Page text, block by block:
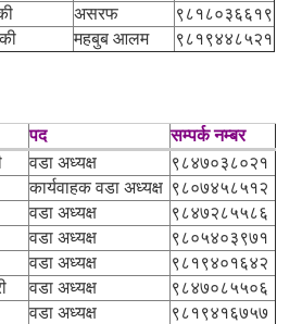
असरफ
९८१८०३६६१९
महबुब आलम ९८१९४४८५२१
पद
सम्पर्क नम्बर
वडा अध्यक्ष
९८४७०३८०२१
कार्यवाहक वडा अध्यक्ष ९८०७४५८५१२
वडा अध्यक्ष
९८४७२८५५८६
वडा अध्यक्ष
९८०५४०३९७१
वडा अध्यक्ष
९८१९४०१६४२
वडा अध्यक्ष
९८४७०८५५०६
वडा अध्यक्ष
९८१९४१६७५७